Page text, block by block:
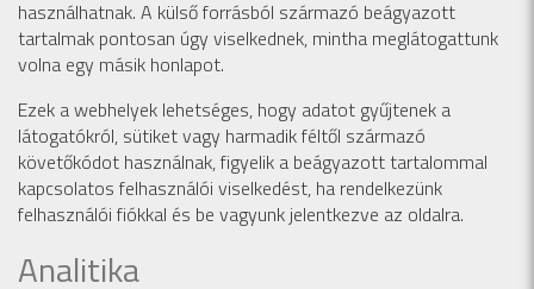
használhatnak. A külső forrásból származó beágyazott
tartalmak pontosan úgy viselkednek, mintha meglátogattunk
volna egy másik honlapot.
Ezek a webhelyek lehetséges, hogy adatot gyűjtenek a
látogatókról, sütiket vagy harmadik féltől származó
követőkódot használnak, figyelik a beágyazott tartalommal
kapcsolatos felhasználói viselkedést, ha rendelkezünk
felhasználói fiókkal és be vagyunk jelentkezve az oldalra.
Analitika